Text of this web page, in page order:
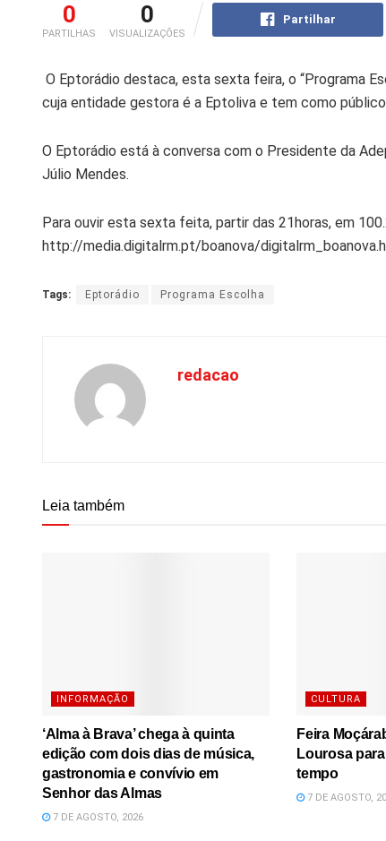
0
PARTILHAS
0
VISUALIZAÇÕES
Partilhar
O Eptorádio destaca, esta sexta feira, o “Programa
cuja entidade gestora é a Eptoliva e tem como
O Eptorádio está à conversa com o Presidente da
Júlio Mendes.
Para ouvir esta sexta feita, partir das 21horas, em
http://media.digitalrm.pt/boanova/
Tags: Eptorádio Programa Escolha
redacao
Leia também
INFORMAÇÃO
‘Alma à Brava’ chega à quinta
edição com dois dias de música,
gastronomia e convívio em
Senhor das Almas
7 DE AGOSTO, 2026
CULTURA
Feira
Lourosa
tempo
7 DE AGOSTO,